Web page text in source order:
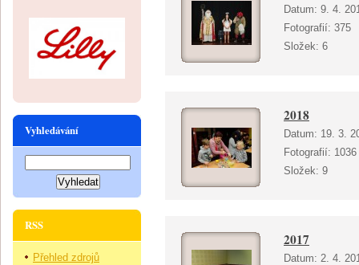
Datum: 9. 4.
Fotografií: 375
Složek: 6
2018
Datum: 19. 3.
Fotografií: 1036
Složek: 9
2017
Datum: 2. 4.
Vyhledávání
RSS
Přehled zdrojů